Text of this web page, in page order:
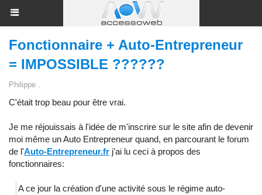
Fonctionnaire + Auto-Entrepreneur
= IMPOSSIBLE ??????
Philippe .
C'était trop beau pour être vrai.
Je me réjouissais à l'idée de m'inscrire sur le site afin de devenir
moi même un Auto Entrepreneur quand, en parcourant le forum
de l'Auto-Entrepreneur.fr j'ai lu ceci à propos des
fonctionnaires:
A ce jour la création d'une activité sous le régime auto-